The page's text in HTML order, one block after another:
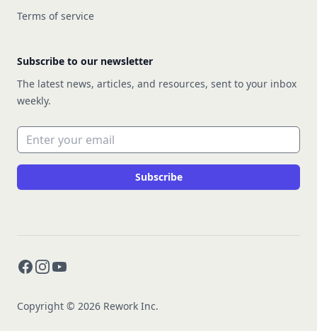
Terms of service
Subscribe to our newsletter
The latest news, articles, and resources, sent to your inbox
weekly.
Email address
Subscribe
Facebook
Instagram
YouTube
Copyright © 2026 Rework Inc.